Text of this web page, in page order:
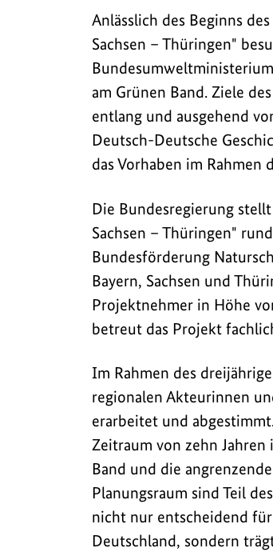
sind
es,
länderübergreifenden
Biotopverbund
entlang
und
ausgehend
Grünen
Band
ökologisch
zu
stärken
und
und
Deutsch-
Deutsche
Geschichte
gemeinsam
erlebbar
zu
machen.
Anlässlich des Beginns
Sachsen – Thüringen"
am Grünen Band. Ziele
entlang und ausgehend
Deutsch-Deutsche
das Vorhaben im Rahmen
Die Bundesregierung
Sachsen – Thüringen"
Bundesförderung
Bayern, Sachsen und
Projektnehmer in Höhe
betreut das Projekt
Im Rahmen des
regionalen Akteurinnen
erarbeitet und
Zeitraum von zehn
Band und die
Planungsraum sind Teil
nicht nur entscheidend
Deutschland, sondern